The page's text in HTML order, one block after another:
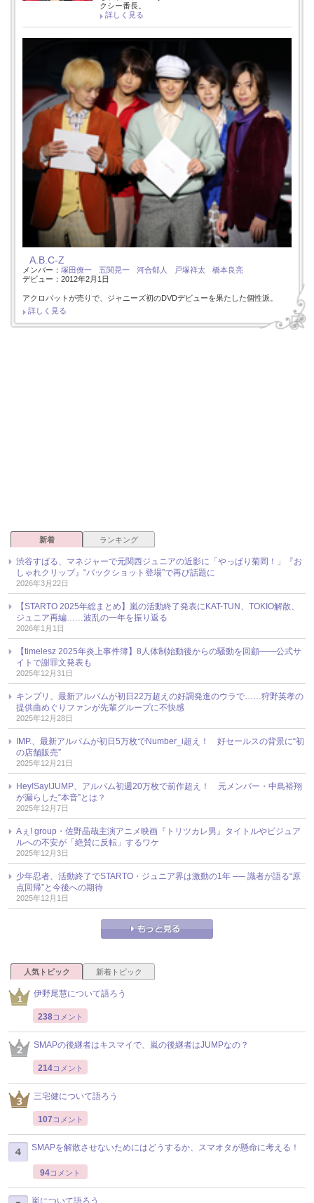
クシー番長。
詳しく見る
A.B.C-Z
メンバー： 塚田僚一 五関晃一 河合郁人 戸塚祥太
橋本良亮
デビュー：2012年2月1日
アクロバットが売りで、ジャニーズ初のDVDデビューを果たした個性派。
詳しく見る
新着 ランキング
渋谷すばる、マネジャーで元関西ジュニアの近影に「やっぱり菊岡！」『お
しゃれクリップ』“バックショット登場”で再び話題に
2026年3月22日
【STARTO 2025年総まとめ】嵐の活動終了発表にKAT-TUN、TOKIO解散、
ジュニア再編……波乱の一年を振り返る
2026年1月1日
【timelesz 2025年炎上事件簿】8人体制始動後からの騒動を回顧――公式サ
イトで謝罪文発表も
2025年12月31日
キンプリ、最新アルバムが初日22万超えの好調発進のウラで……狩野英孝の
提供曲めぐりファンが先輩グループに不快感
2025年12月28日
IMP.、最新アルバムが初日5万枚でNumber_i超え！ 好セールスの背景に“初
の店舗販売”
2025年12月21日
Hey!Say!JUMP、アルバム初週20万枚で前作超え！ 元メンバー・中島裕翔
が漏らした“本音”とは？
2025年12月7日
Aぇ! group・佐野晶哉主演アニメ映画『トリツカレ男』タイトルやビジュア
ルへの不安が「絶賛に反転」するワケ
2025年12月3日
少年忍者、活動終了でSTARTO・ジュニア界は激動の1年 ── 識者が語る“原
点回帰”と今後への期待
2025年12月1日
人気トピック 新着トピック
伊野尾慧について語ろう
238コメント
SMAPの後継者はキスマイで、嵐の後継者はJUMPなの？
214コメント
三宅健について語ろう
107 コメント
SMAPを解散させないためにはどうするか、スマオタが懸命に考える！
94コメント
嵐について語ろう